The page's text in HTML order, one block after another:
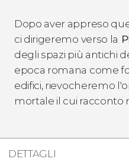
Dopo aver appreso
ci dirigeremo verso la
degli spazi più antichi
epoca romana come
edifici, rievocheremo
mortale il cui racconto
DETTAGLI